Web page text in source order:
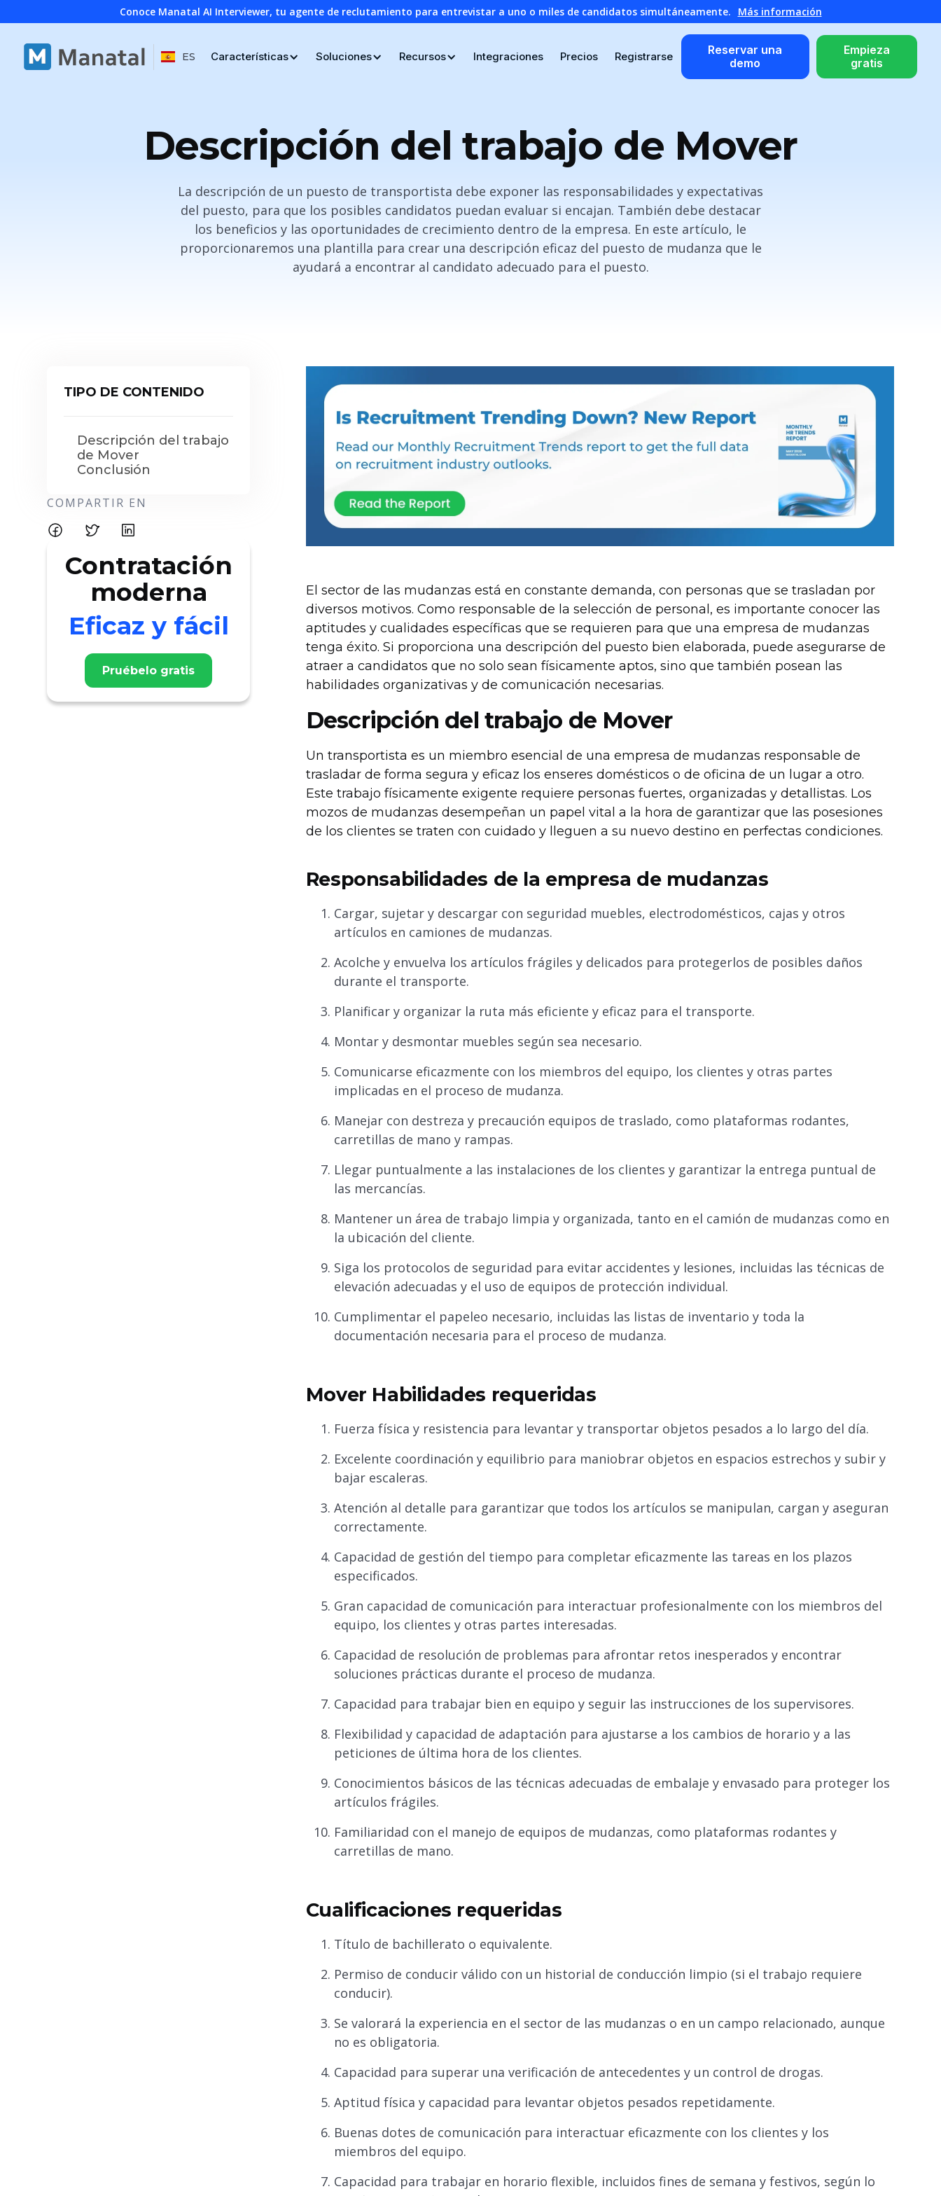
Conoce Manatal AI Interviewer, tu agente de reclutamiento para entrevistar a uno o miles de candidatos simultáneamente. Más información
ES Características Soluciones Recursos Integraciones Precios Registrarse
Reservar una
demo
Empieza
gratis
Descripción del trabajo de Mover
La descripción de un puesto de transportista debe exponer las responsabilidades y expectativas
del puesto, para que los posibles candidatos puedan evaluar si encajan. También debe destacar
los beneficios y las oportunidades de crecimiento dentro de la empresa. En este artículo, le
proporcionaremos una plantilla para crear una descripción eficaz del puesto de mudanza que le
ayudará a encontrar al candidato adecuado para el puesto.
TIPO DE CONTENIDO
Descripción del trabajo
de Mover
Conclusión
COMPARTIR EN
Contratación
moderna
Eficaz y fácil
Pruébelo gratis
El sector de las mudanzas está en constante demanda, con personas que se trasladan por
diversos motivos. Como responsable de la selección de personal, es importante conocer las
aptitudes y cualidades específicas que se requieren para que una empresa de mudanzas
tenga éxito. Si proporciona una descripción del puesto bien elaborada, puede asegurarse de
atraer a candidatos que no solo sean físicamente aptos, sino que también posean las
habilidades organizativas y de comunicación necesarias.
Descripción del trabajo de Mover
Un transportista es un miembro esencial de una empresa de mudanzas responsable de
trasladar de forma segura y eficaz los enseres domésticos o de oficina de un lugar a otro.
Este trabajo físicamente exigente requiere personas fuertes, organizadas y detallistas. Los
mozos de mudanzas desempeñan un papel vital a la hora de garantizar que las posesiones
de los clientes se traten con cuidado y lleguen a su nuevo destino en perfectas condiciones.
Responsabilidades de la empresa de mudanzas
Cargar, sujetar y descargar con seguridad muebles, electrodomésticos, cajas y otros
artículos en camiones de mudanzas.
Acolche y envuelva los artículos frágiles y delicados para protegerlos de posibles daños
durante el transporte.
Planificar y organizar la ruta más eficiente y eficaz para el transporte.
Montar y desmontar muebles según sea necesario.
Comunicarse eficazmente con los miembros del equipo, los clientes y otras partes
implicadas en el proceso de mudanza.
Manejar con destreza y precaución equipos de traslado, como plataformas rodantes,
carretillas de mano y rampas.
Llegar puntualmente a las instalaciones de los clientes y garantizar la entrega puntual de
las mercancías.
Mantener un área de trabajo limpia y organizada, tanto en el camión de mudanzas como en
la ubicación del cliente.
Siga los protocolos de seguridad para evitar accidentes y lesiones, incluidas las técnicas de
elevación adecuadas y el uso de equipos de protección individual.
Cumplimentar el papeleo necesario, incluidas las listas de inventario y toda la
documentación necesaria para el proceso de mudanza.
Mover Habilidades requeridas
Fuerza física y resistencia para levantar y transportar objetos pesados a lo largo del día.
Excelente coordinación y equilibrio para maniobrar objetos en espacios estrechos y subir y
bajar escaleras.
Atención al detalle para garantizar que todos los artículos se manipulan, cargan y aseguran
correctamente.
Capacidad de gestión del tiempo para completar eficazmente las tareas en los plazos
especificados.
Gran capacidad de comunicación para interactuar profesionalmente con los miembros del
equipo, los clientes y otras partes interesadas.
Capacidad de resolución de problemas para afrontar retos inesperados y encontrar
soluciones prácticas durante el proceso de mudanza.
Capacidad para trabajar bien en equipo y seguir las instrucciones de los supervisores.
Flexibilidad y capacidad de adaptación para ajustarse a los cambios de horario y a las
peticiones de última hora de los clientes.
Conocimientos básicos de las técnicas adecuadas de embalaje y envasado para proteger los
artículos frágiles.
Familiaridad con el manejo de equipos de mudanzas, como plataformas rodantes y
carretillas de mano.
Cualificaciones requeridas
Título de bachillerato o equivalente.
Permiso de conducir válido con un historial de conducción limpio (si el trabajo requiere
conducir).
Se valorará la experiencia en el sector de las mudanzas o en un campo relacionado, aunque
no es obligatoria.
Capacidad para superar una verificación de antecedentes y un control de drogas.
Aptitud física y capacidad para levantar objetos pesados repetidamente.
Buenas dotes de comunicación para interactuar eficazmente con los clientes y los
miembros del equipo.
Capacidad para trabajar en horario flexible, incluidos fines de semana y festivos, según lo